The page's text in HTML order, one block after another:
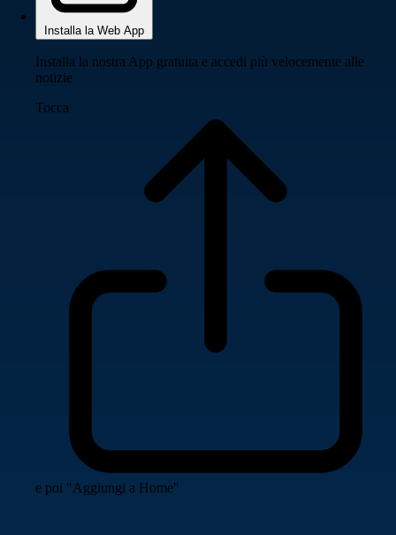
Installa la Web App
Installa la nostra App gratuita e accedi più velocemente alle
notizie
Tocca
e poi "Aggiungi a Home"